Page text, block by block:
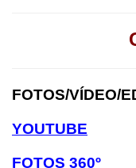
FOTOS/VÍDEO/
YOUTUBE
FOTOS 360º